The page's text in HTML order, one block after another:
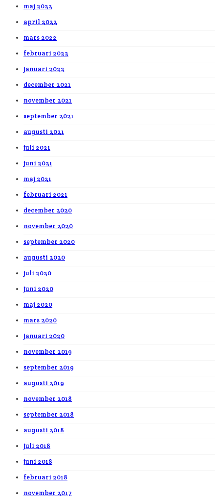
maj 2022
april 2022
mars 2022
februari 2022
januari 2022
december 2021
november 2021
september 2021
augusti 2021
juli 2021
juni 2021
maj 2021
februari 2021
december 2020
november 2020
september 2020
augusti 2020
juli 2020
juni 2020
maj 2020
mars 2020
januari 2020
november 2019
september 2019
augusti 2019
november 2018
september 2018
augusti 2018
juli 2018
juni 2018
februari 2018
november 2017